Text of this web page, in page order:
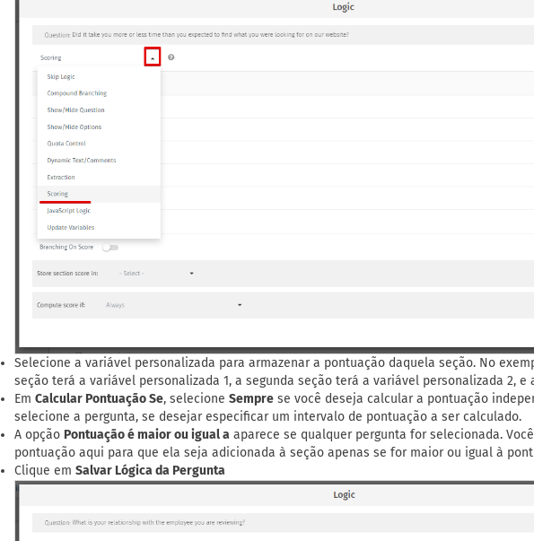
Selecione a variável personalizada para armazenar a pontuação daquela seção. No
seção terá a variável personalizada 1, a segunda seção terá a variável personalizada 2, e
Em Calcular Pontuação Se, selecione Sempre se você deseja calcular a pontuação
selecione a pergunta, se desejar especificar um intervalo de pontuação a ser calculado.
A opção Pontuação é maior ou igual a aparece se qualquer pergunta for selecionada.
pontuação aqui para que ela seja adicionada à seção apenas se for maior ou igual à
Clique em Salvar Lógica da Pergunta